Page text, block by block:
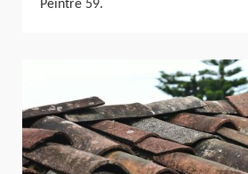
Peintre 59.